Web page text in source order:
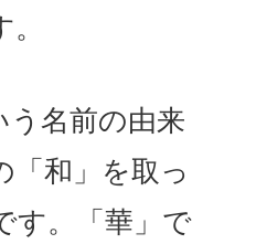
う名前の由来
「和」を取っ
す。「華」で